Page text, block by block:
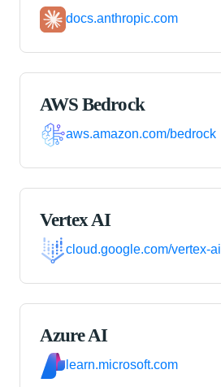
docs.anthropic.com
AWS Bedrock
aws.amazon.com/bedrock
Vertex AI
cloud.google.com/vertex-ai
Azure AI
learn.microsoft.com